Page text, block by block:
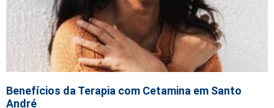
Benefícios da Terapia com Cetamina em Santo
André